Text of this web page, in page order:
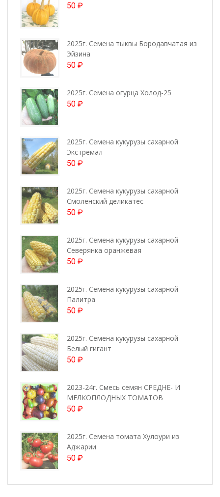
50 ₽
2025г. Семена тыквы Бородавчатая из
Эйзина
50 ₽
2025г. Семена огурца Холод-25
50 ₽
2025г. Семена кукурузы сахарной
Экстремал
50 ₽
2025г. Семена кукурузы сахарной
Смоленский деликатес
50 ₽
2025г. Семена кукурузы сахарной
Северянка оранжевая
50 ₽
2025г. Семена кукурузы сахарной
Палитра
50 ₽
2025г. Семена кукурузы сахарной
Белый гигант
50 ₽
2023-24г. Смесь семян СРЕДНЕ- И
МЕЛКОПЛОДНЫХ ТОМАТОВ
50 ₽
2025г. Семена томата Хулоури из
Аджарии
50 ₽